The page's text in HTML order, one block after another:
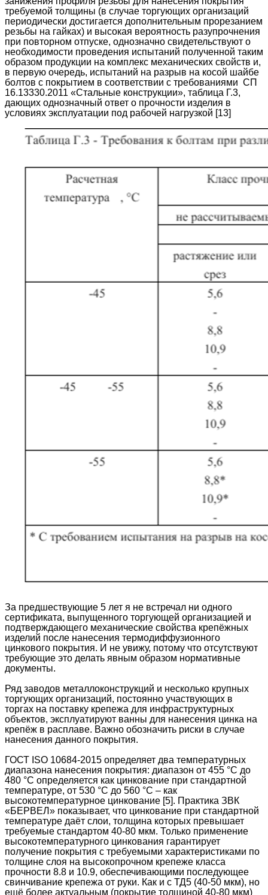
требуемой толщины (в случае торгующих организаций
периодически достигается дополнительным прорезанием
резьбы на гайках) и высокая вероятность разупрочнения
при повторном отпуске, однозначно свидетельствуют о
необходимости проведения испытаний полученной таким
образом продукции на комплекс механических свойств и,
в первую очередь, испытаний на разрыв на косой шайбе
болтов с покрытием в соответствии с требованиями СП
16.13330.2011 «Стальные конструкции», таблица Г.3,
дающих однозначный ответ о прочности изделия в
условиях эксплуатации под рабочей нагрузкой [13]
За предшествующие 5 лет я не встречал ни одного
сертификата, выпущенного торгующей организацией и
подтверждающего механические свойства крепёжных
изделий после нанесения термодиффузионного
цинкового покрытия. И не увижу, потому что отсутствуют
требующие это делать явным образом нормативные
документы.
Ряд заводов металлоконструкций и несколько крупных
торгующих организаций, постоянно участвующих в
торгах на поставку крепежа для инфраструктурных
объектов, эксплуатируют ванны для нанесения цинка на
крепёж в расплаве. Важно обозначить риски в случае
нанесения данного покрытия.
ГОСТ ISO 10684-2015 определяет два температурных
диапазона нанесения покрытия: диапазон от 455 °С до
480 °С определяется как цинкование при стандартной
температуре, от 530 °С до 560 °С – как
высокотемпературное цинкование [5]. Практика ЗВК
«БЕРВЕЛ» показывает, что цинкование при стандартной
температуре даёт слои, толщина которых превышает
требуемые стандартом 40-80 мкм. Только применение
высокотемпературного цинкования гарантирует
получение покрытия с требуемыми характеристиками по
толщине слоя на высокопрочном крепеже класса
прочности 8.8 и 10.9, обеспечивающими последующее
свинчивание крепежа от руки. Как и с ТД5 (40-50 мкм), но
ещё более актуальным (покрытие толщиной 40-80 мкм)